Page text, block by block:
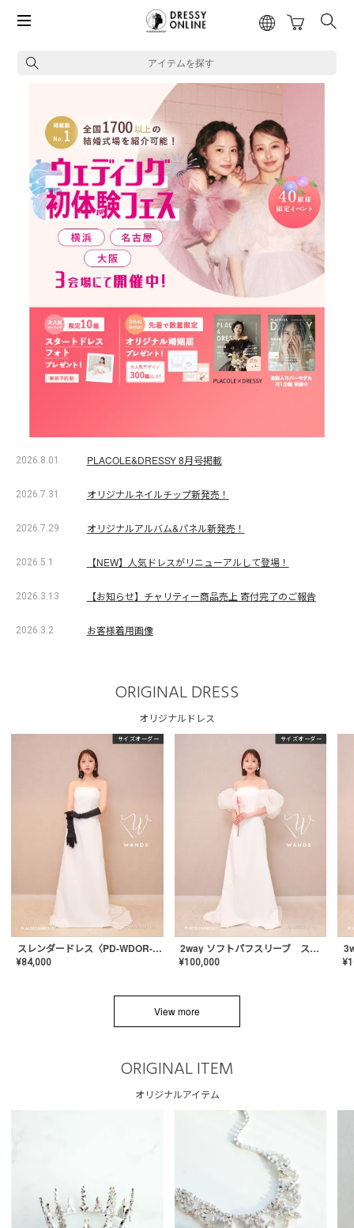
アイテムを探す
2026.8.01 PLACOLE&DRESSY 8月号掲載
2026.7.31 オリジナルネイルチップ新発売！
2026.7.29 オリジナルアルバム&パネル新発売！
2026.5.1 【NEW】人気ドレスがリニューアルして登場！
2026.3.13 【お知らせ】チャリティー商品売上 寄付完了のご報告
2026.3.2 お客様着用画像
ORIGINAL DRESS
オリジナルドレス
サイズオーダー
スレンダードレス〈PD-WDOR-2110〉
¥84,000
サイズオーダー
2way ソフトパフスリーブ スレンダードレス〈PD-WDOR-2112〉
¥100,000 ¥
View more
ORIGINAL ITEM
オリジナルアイテム